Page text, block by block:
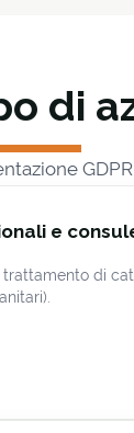
di
e
trattamento di